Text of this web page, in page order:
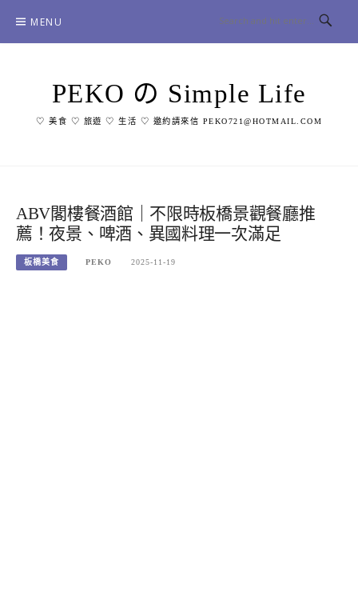
content
MENU
PEKO の Simple Life
♡ 美食 ♡ 旅遊 ♡ 生活 ♡ 邀約請來信 PEKO721@HOTMAIL.COM
ABV閣樓餐酒館｜不限時板橋景觀餐廳推
薦！夜景、啤酒、異國料理一次滿足
板橋美食 PEKO 2025-11-19